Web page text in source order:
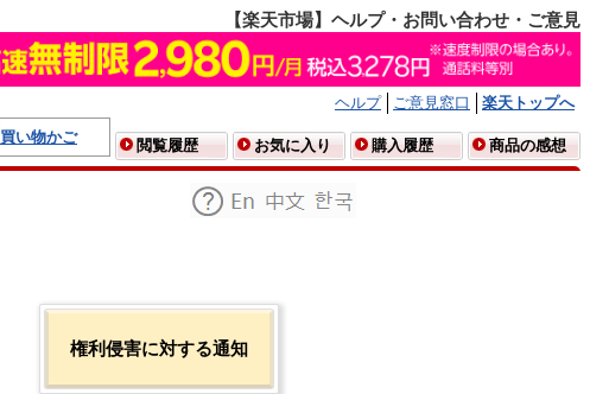
【楽天市場】ヘルプ・お問い合わせ・ご意見
ヘルプ ご意見窓口
楽天トップへ
買い物かご
閲覧履歴 お気に入り 購入履歴 商品の感想
権利侵害に対する通知